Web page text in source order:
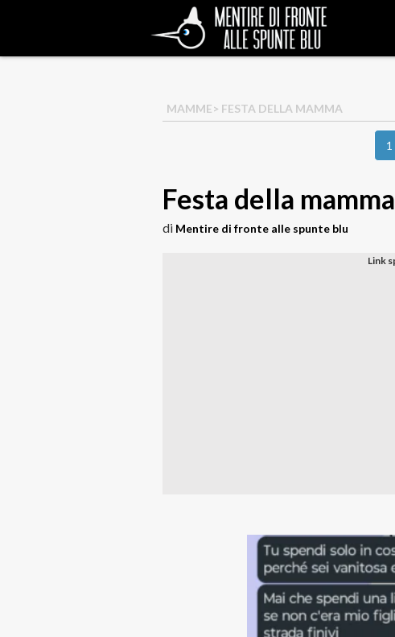
MAMME> FESTA DELLA MAMMA
1
Festa della mamma
di Mentire di fronte alle spunte blu